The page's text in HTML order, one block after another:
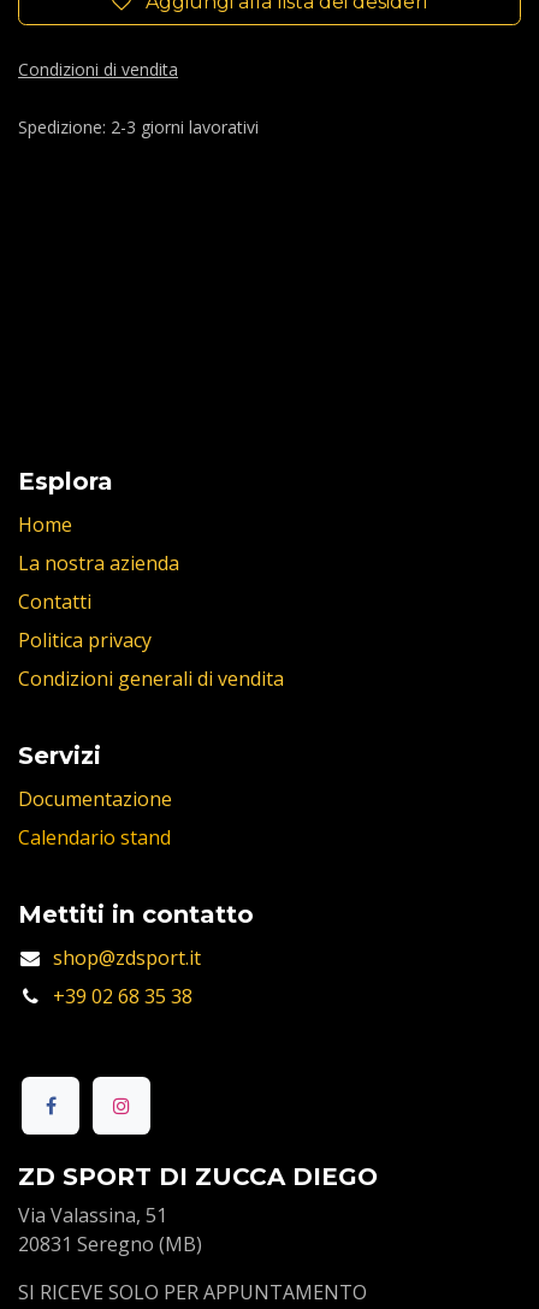
Condizioni di vendita
Spedizione: 2-3 giorni lavorativi
Esplora
Home
La nostra azienda
Contatti
Politica privacy
Condizioni generali di vendita
Servizi
Documentazione
Calendario stand
Mettiti in contatto
shop@zdsport.it
+39 02 68 35 38
ZD SPORT DI ZUCCA DIEGO
Via Valassina, 51
20831 Seregno (MB)
SI RICEVE SOLO PER APPUNTAMENTO